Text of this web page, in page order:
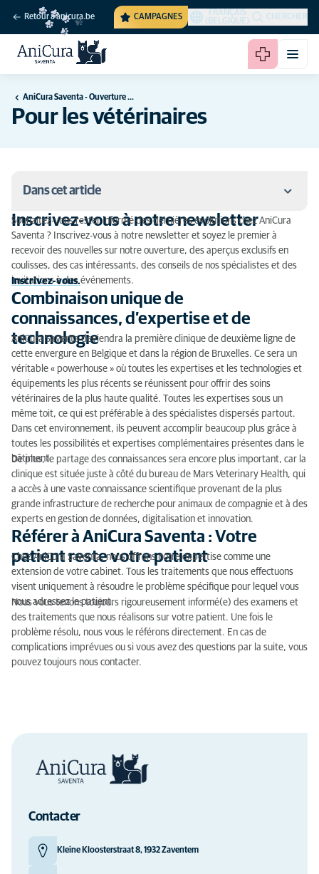
Retour à anicura.be CAMPAGNES
FRANÇAIS
(BELGIQUE)
CHERCHER
AniCura Saventa - Ouverture Automne 2026
Pour les vétérinaires
Dans cet article
Inscrivez-vous à notre newsletter
Combinaison unique de connaissances, d’expertise
et de technologie
Référer à AniCura Saventa : Votre patient reste
votre patient
Inscrivez-vous à notre newsletter
Souhaitez-vous rester informé des dernières évolutions chez AniCura
Saventa ? Inscrivez-vous à notre newsletter et soyez le premier à
recevoir des nouvelles sur notre ouverture, des aperçus exclusifs en
coulisses, des cas intéressants, des conseils de nos spécialistes et des
invitations à des événements.
Inscrivez-vous.
Combinaison unique de
connaissances, d’expertise et de
technologie
AniCura Saventa deviendra la première clinique de deuxième ligne de
cette envergure en Belgique et dans la région de Bruxelles. Ce sera un
véritable « powerhouse » où toutes les expertises et les technologies et
équipements les plus récents se réunissent pour offrir des soins
vétérinaires de la plus haute qualité. Toutes les expertises sous un
même toit, ce qui est préférable à des spécialistes dispersés partout.
Dans cet environnement, ils peuvent accomplir beaucoup plus grâce à
toutes les possibilités et expertises complémentaires présentes dans le
bâtiment.
De plus, le partage des connaissances sera encore plus important, car la
clinique est située juste à côté du bureau de Mars Veterinary Health, qui
a accès à une vaste connaissance scientifique provenant de la plus
grande infrastructure de recherche pour animaux de compagnie et à des
experts en gestion de données, digitalisation et innovation.
Référer à AniCura Saventa : Votre
patient reste votre patient
Chez AniCura Saventa, nous offrons notre expertise comme une
extension de votre cabinet. Tous les traitements que nous effectuons
visent uniquement à résoudre le problème spécifique pour lequel vous
nous adressez le patient.
Nous vous tenons toujours rigoureusement informé(e) des examens et
des traitements que nous réalisons sur votre patient. Une fois le
problème résolu, nous vous le référons directement. En cas de
complications imprévues ou si vous avez des questions par la suite, vous
pouvez toujours nous contacter.
Contacter
Kleine Kloosterstraat 8, 1932 Zaventem